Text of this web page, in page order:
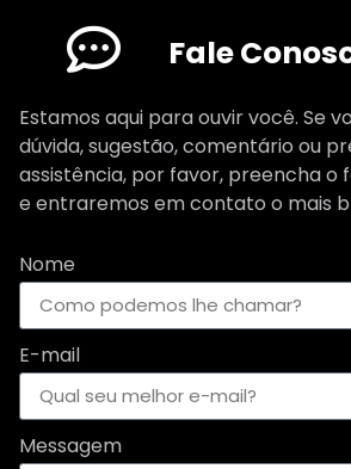
Fale
Estamos aqui para ouvir você. Se
dúvida, sugestão, comentário ou
assistência, por favor, preencha o
e entraremos em contato o mais
Nome
E-mail
Messagem